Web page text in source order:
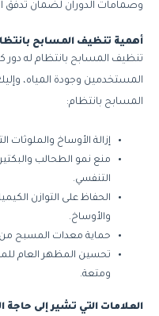
وصمامات الدوران لضمان تدفق
أهمية تنظيف المسابح
تنظيف المسابح بانتظام له
المستخدمين وجودة المياه،
المسابح بانتظام:
إزالة الأوساخ والملوثات
منع نمو الطحالب
التنفسي.
الحفاظ على التوازن
والأوساخ.
حماية معدات المسبح من
تحسين المظهر العام
ومتعة.
العلامات التي تشير إلى